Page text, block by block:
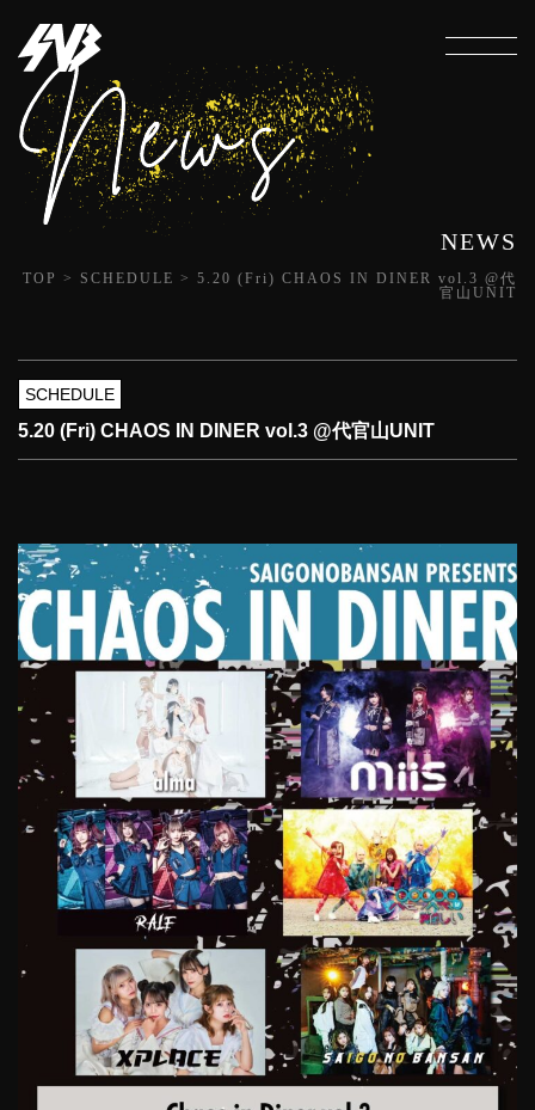
NEWS
TOP > SCHEDULE > 5.20 (Fri) CHAOS IN DINER vol.3 @代
官山UNIT
SCHEDULE
5.20 (Fri) CHAOS IN DINER vol.3 @代官山UNIT